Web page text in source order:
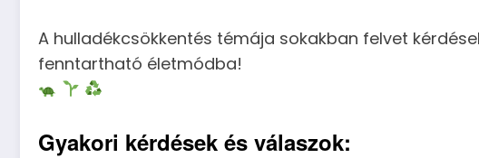
A hulladékcsökkentés témája sokakban felvet
fenntartható életmódba!
Gyakori kérdések és válaszok: